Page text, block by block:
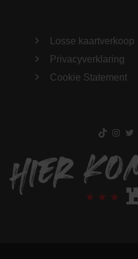
Losse kaartverkoop
Privacyverklaring
Cookie Statement